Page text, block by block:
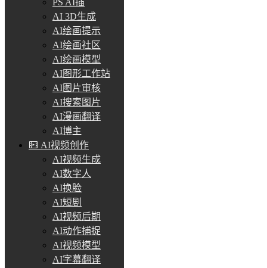
PS AI插
AI 3D生成
AI绘画提示
AI绘画社区
AI绘画模型
AI图形工作站
AI图片审核
AI搜索图片
AI漫画翻译
AI博主
AI视频创作
AI视频生成
AI数字人
AI换脸
AI短剧
AI视频后期
AI动作捕捉
AI视频模型
AI字幕翻译